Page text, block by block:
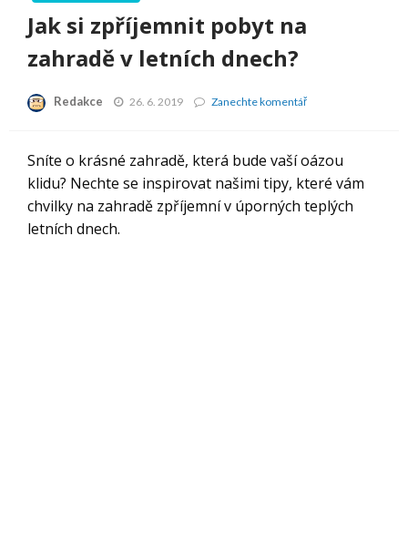
Jak si zpříjemnit pobyt na
zahradě v letních dnech?
Redakce 26. 6. 2019 Zanechte komentářJak
na
zahradě
v
letních
Sníte o krásné zahradě, která bude vaší oázou
klidu? Nechte se inspirovat našimi tipy, které vám
chvilky na zahradě zpříjemní v úporných teplých
letních dnech.